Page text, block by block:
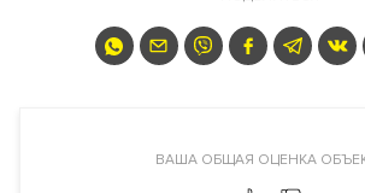
Патриарших прудов. Расположен в центре
этом в тишине, вдали от шумных улиц.
желанного и культового места.
ВАША ОБЩАЯ ОЦЕНКА